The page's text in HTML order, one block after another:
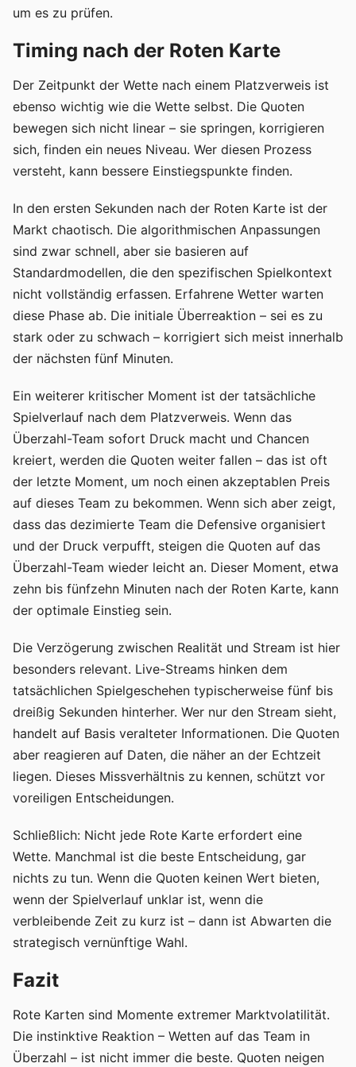
um es zu prüfen.
Timing nach der Roten Karte
Der Zeitpunkt der Wette nach einem Platzverweis ist
ebenso wichtig wie die Wette selbst. Die Quoten
bewegen sich nicht linear – sie springen, korrigieren
sich, finden ein neues Niveau. Wer diesen Prozess
versteht, kann bessere Einstiegspunkte finden.
In den ersten Sekunden nach der Roten Karte ist der
Markt chaotisch. Die algorithmischen Anpassungen
sind zwar schnell, aber sie basieren auf
Standardmodellen, die den spezifischen Spielkontext
nicht vollständig erfassen. Erfahrene Wetter warten
diese Phase ab. Die initiale Überreaktion – sei es zu
stark oder zu schwach – korrigiert sich meist innerhalb
der nächsten fünf Minuten.
Ein weiterer kritischer Moment ist der tatsächliche
Spielverlauf nach dem Platzverweis. Wenn das
Überzahl-Team sofort Druck macht und Chancen
kreiert, werden die Quoten weiter fallen – das ist oft
der letzte Moment, um noch einen akzeptablen Preis
auf dieses Team zu bekommen. Wenn sich aber zeigt,
dass das dezimierte Team die Defensive organisiert
und der Druck verpufft, steigen die Quoten auf das
Überzahl-Team wieder leicht an. Dieser Moment, etwa
zehn bis fünfzehn Minuten nach der Roten Karte, kann
der optimale Einstieg sein.
Die Verzögerung zwischen Realität und Stream ist hier
besonders relevant. Live-Streams hinken dem
tatsächlichen Spielgeschehen typischerweise fünf bis
dreißig Sekunden hinterher. Wer nur den Stream sieht,
handelt auf Basis veralteter Informationen. Die Quoten
aber reagieren auf Daten, die näher an der Echtzeit
liegen. Dieses Missverhältnis zu kennen, schützt vor
voreiligen Entscheidungen.
Schließlich: Nicht jede Rote Karte erfordert eine
Wette. Manchmal ist die beste Entscheidung, gar
nichts zu tun. Wenn die Quoten keinen Wert bieten,
wenn der Spielverlauf unklar ist, wenn die
verbleibende Zeit zu kurz ist – dann ist Abwarten die
strategisch vernünftige Wahl.
Fazit
Rote Karten sind Momente extremer Marktvolatilität.
Die instinktive Reaktion – Wetten auf das Team in
Überzahl – ist nicht immer die beste. Quoten neigen